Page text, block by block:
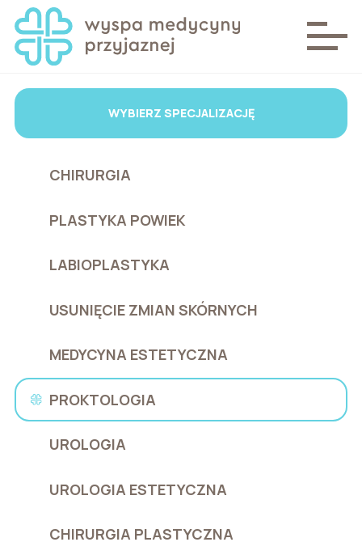
WYBIERZ SPECJALIZACJĘ
CHIRURGIA
PLASTYKA POWIEK
LABIOPLASTYKA
USUNIĘCIE ZMIAN SKÓRNYCH
MEDYCYNA ESTETYCZNA
PROKTOLOGIA
UROLOGIA
UROLOGIA ESTETYCZNA
CHIRURGIA PLASTYCZNA